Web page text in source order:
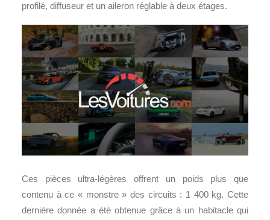
profilé, diffuseur et un aileron réglable à deux étages.
Ces pièces ultra-légères offrent un poids plus que
contenu à ce « monstre » des circuits : 1 400 kg. Cette
dernière donnée a été obtenue grâce à un habitacle qui